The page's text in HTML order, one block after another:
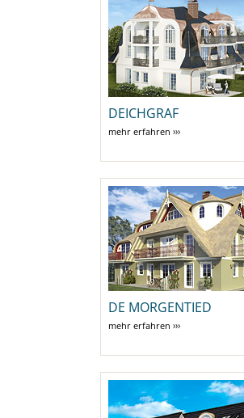
DEICHGRAF
mehr erfahren ›››
DE MORGENTIED
mehr erfahren ›››